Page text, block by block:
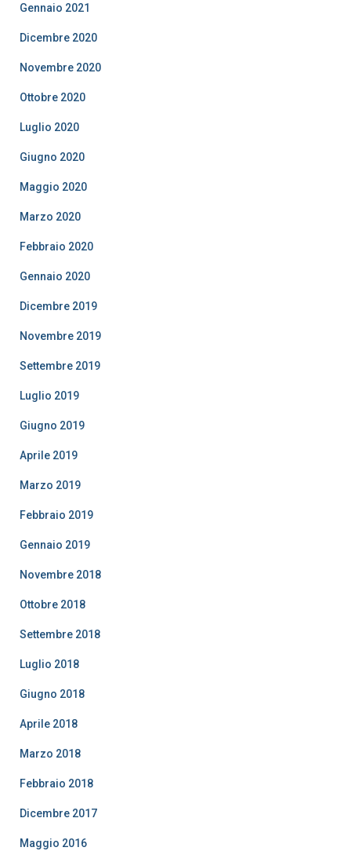
Gennaio 2021
Dicembre 2020
Novembre 2020
Ottobre 2020
Luglio 2020
Giugno 2020
Maggio 2020
Marzo 2020
Febbraio 2020
Gennaio 2020
Dicembre 2019
Novembre 2019
Settembre 2019
Luglio 2019
Giugno 2019
Aprile 2019
Marzo 2019
Febbraio 2019
Gennaio 2019
Novembre 2018
Ottobre 2018
Settembre 2018
Luglio 2018
Giugno 2018
Aprile 2018
Marzo 2018
Febbraio 2018
Dicembre 2017
Maggio 2016